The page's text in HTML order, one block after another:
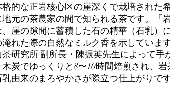
的な正岩核心区の崖深くで栽培された
元の茶農家の間で知られる茶です。「
、崖の隙間に蓄積した石の精華（石乳）
淹れた際の自然なミルク香を示していま
研究所 副所長・陳振英先生によって手
炭でゆっくりと8〜10時間焙煎され、岩
由来のまろやかさが際立つ仕上がりです